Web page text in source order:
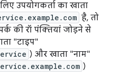
उपयोगकर्ता का खाता
है, तो
की रॉ पंक्तियां जोड़ने से
"टाइप"
) और खाता "नाम"
)